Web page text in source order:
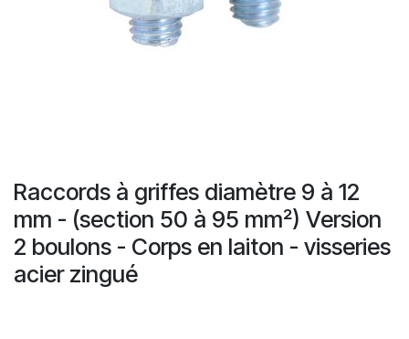
Raccords à griffes diamètre 9 à 12
mm - (section 50 à 95 mm²) Version
2 boulons - Corps en laiton - visseries
acier zingué